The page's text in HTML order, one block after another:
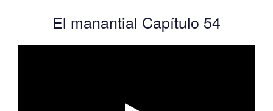
El manantial Capítulo 54